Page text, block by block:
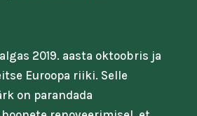
2019. aasta oktoobris ja
Euroopa riiki. Selle
on parandada